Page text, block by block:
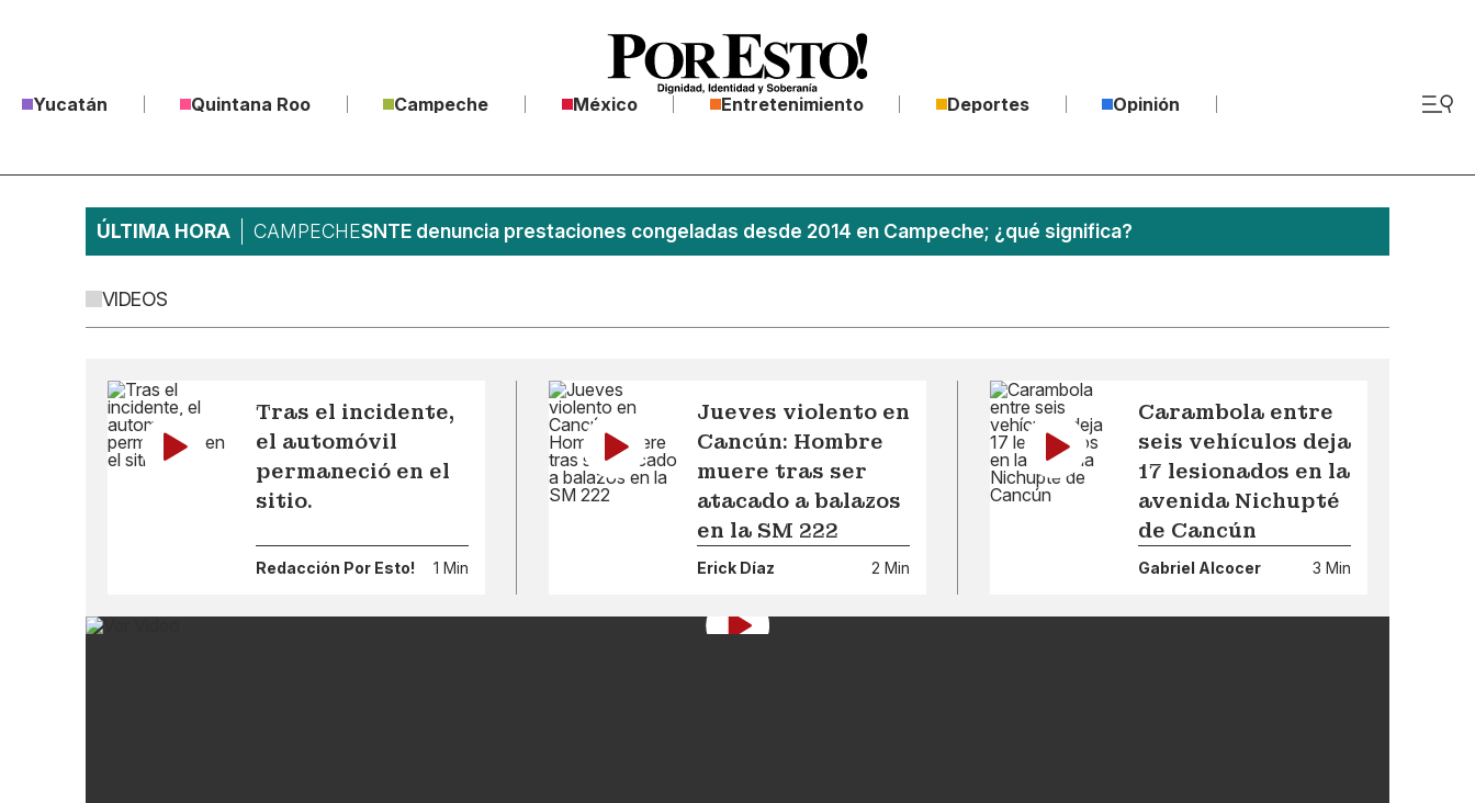
Yucatán Quintana Roo Campeche México Entretenimiento Deportes Opinión
ÚLTIMA HORA CAMPECHESNTE denuncia prestaciones congeladas desde 2014 en Campeche; ¿qué significa?
VIDEOS
Tras el incidente,
el automóvil
permaneció en el
sitio.
Redacción Por Esto! 1 Min
Jueves violento en
Cancún: Hombre
muere tras ser
atacado a balazos
en la SM 222
Erick Díaz 2 Min
Carambola entre
seis vehículos deja
17 lesionados en la
avenida Nichupté
de Cancún
Gabriel Alcocer 3 Min